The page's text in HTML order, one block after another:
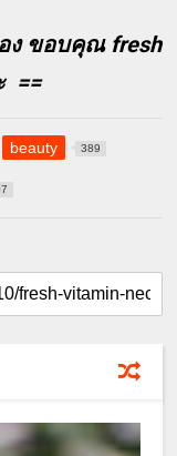
ง ขอบคุณ fresh
==
beauty 389